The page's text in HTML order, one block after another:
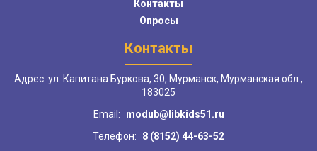
Контакты
Опросы
Контакты
Адрес: ул. Капитана Буркова, 30, Мурманск, Мурманская обл.,
183025
Email:
modub@libkids51.ru
Телефон:
8 (8152) 44-63-52